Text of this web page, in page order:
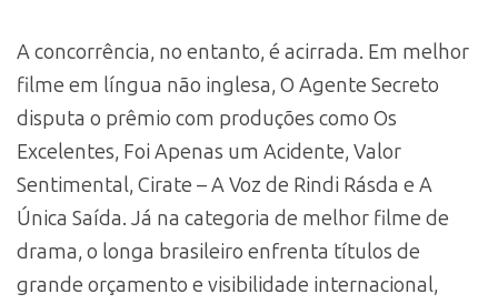
A concorrência, no entanto, é acirrada. Em melhor
filme em língua não inglesa, O Agente Secreto
disputa o prêmio com produções como Os
Excelentes, Foi Apenas um Acidente, Valor
Sentimental, Cirate – A Voz de Rindi Rásda e A
Única Saída. Já na categoria de melhor filme de
drama, o longa brasileiro enfrenta títulos de
grande orçamento e visibilidade internacional,